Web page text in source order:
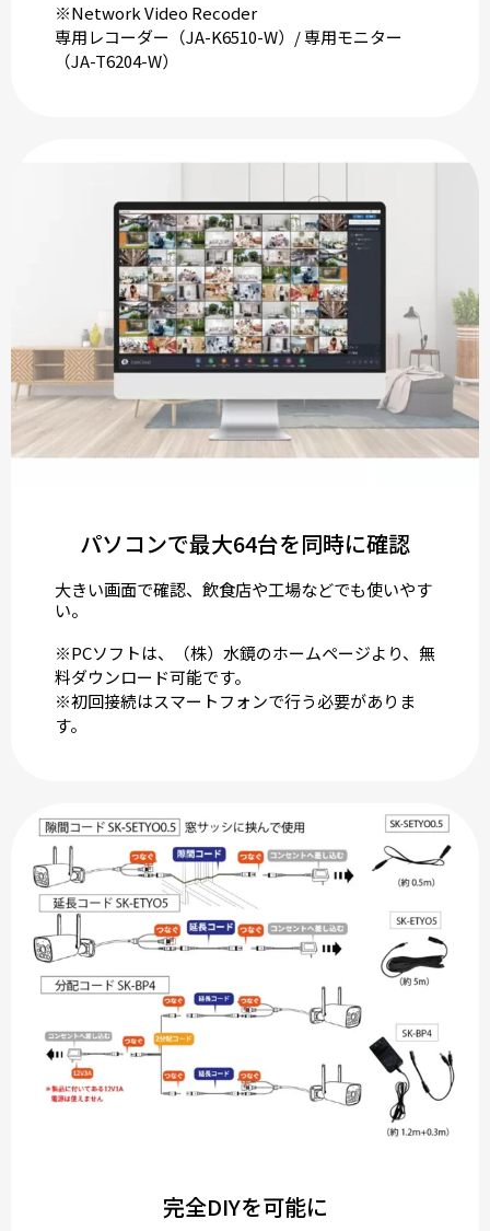
※Network Video Recoder
専用レコーダー（JA-K6510-W）/ 専用モニター
（JA-T6204-W）
パソコンで最大64台を同時に確認
大きい画面で確認、飲食店や工場などでも使いやす
い。
※PCソフトは、（株）水鏡のホームページより、無
料ダウンロード可能です。
※初回接続はスマートフォンで行う必要がありま
す。
完全DIYを可能に